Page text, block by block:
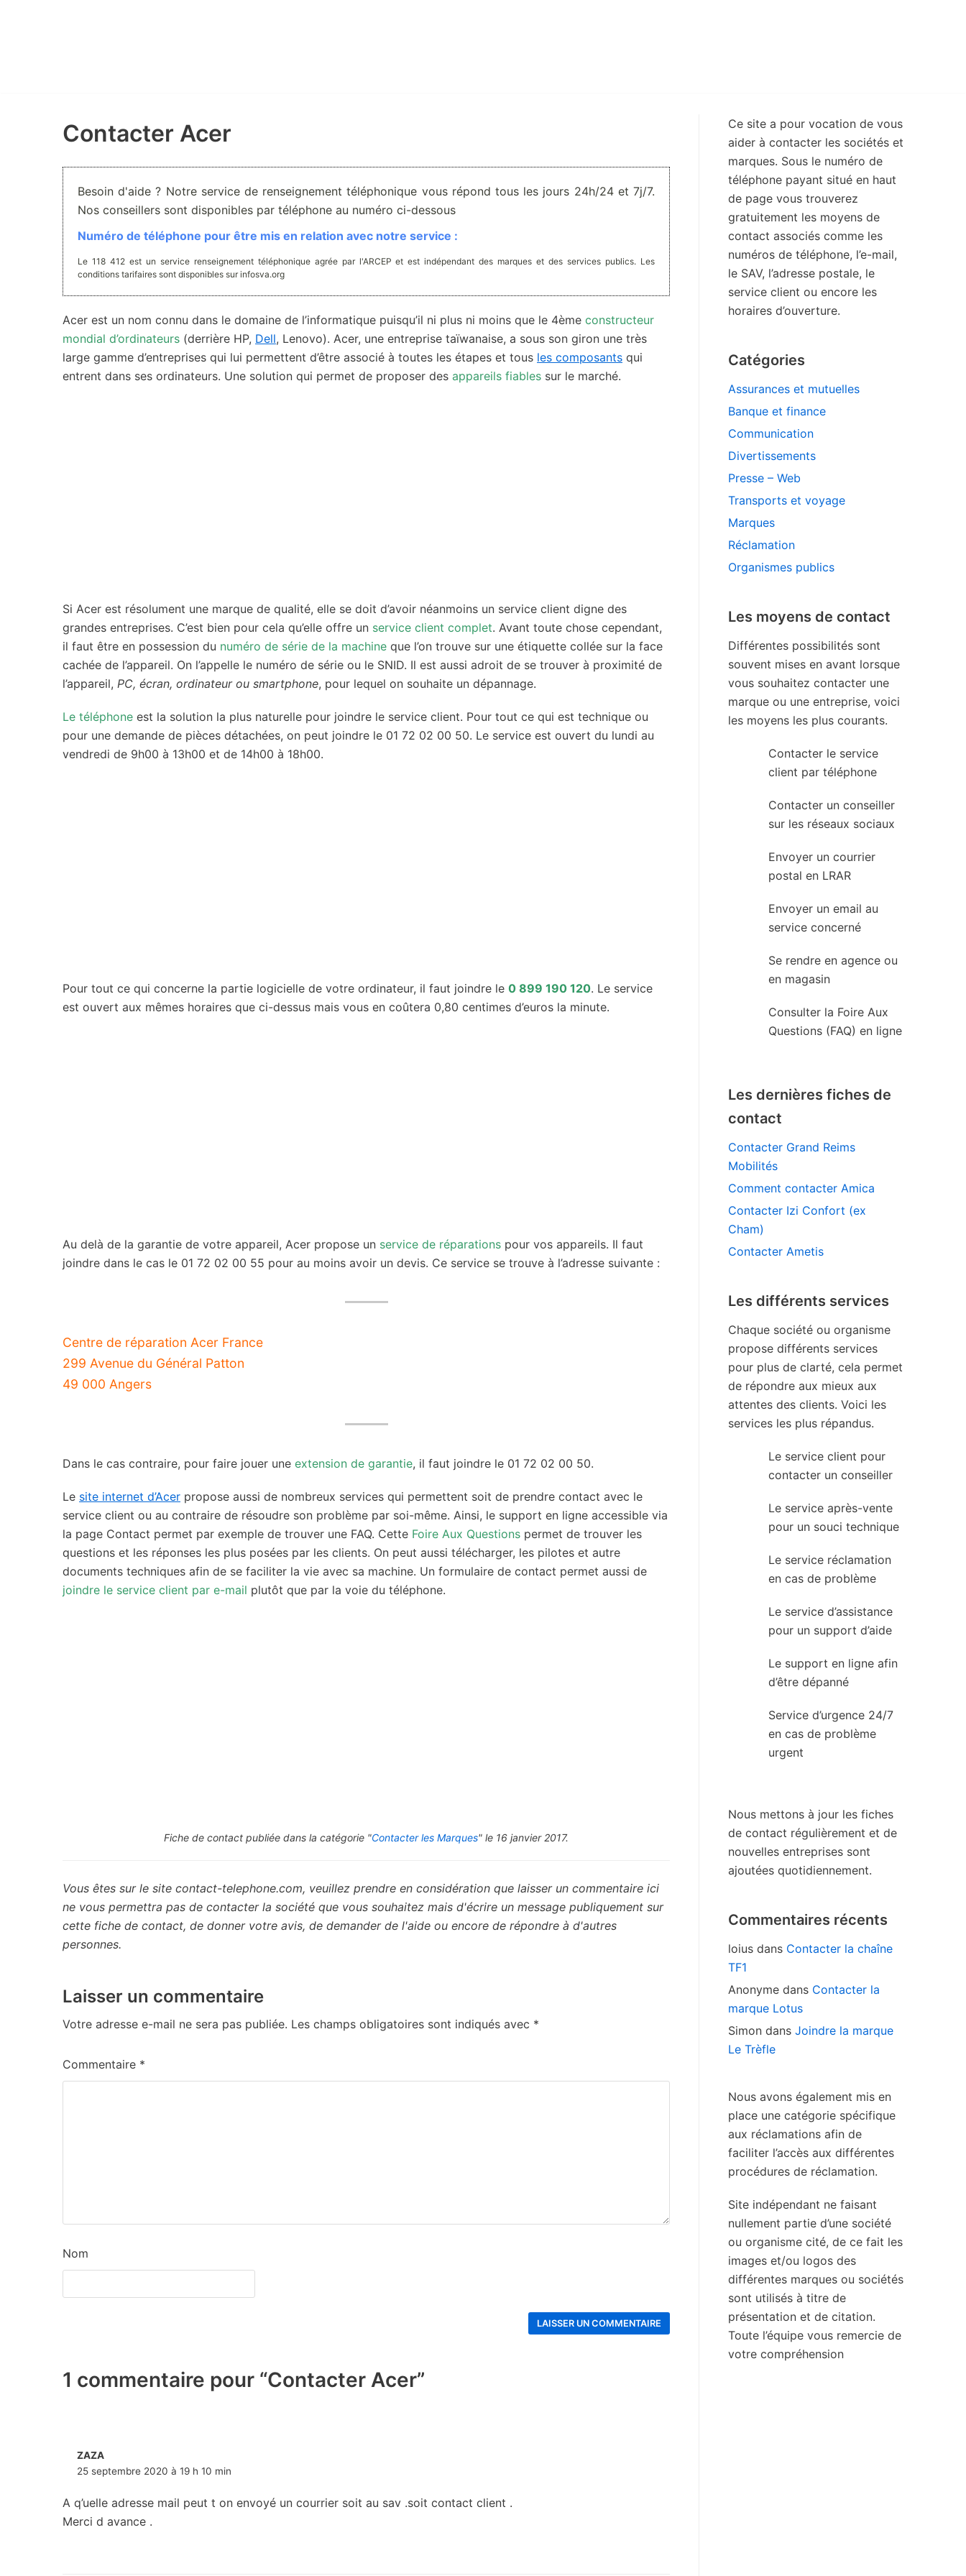
Contacter Acer
Besoin d'aide ? Notre service de renseignement téléphonique vous répond tous les jours 24h/24 et 7j/7.
Nos conseillers sont disponibles par téléphone au numéro ci-dessous
Numéro de téléphone pour être mis en relation avec notre service :
Le 118 412 est un service renseignement téléphonique agrée par l'ARCEP et est indépendant des marques et des services publics. Les
conditions tarifaires sont disponibles sur infosva.org
Acer est un nom connu dans le domaine de l’informatique puisqu’il ni plus ni moins que le 4ème constructeur
mondial d’ordinateurs (derrière HP, Dell, Lenovo). Acer, une entreprise taïwanaise, a sous son giron une très
large gamme d’entreprises qui lui permettent d’être associé à toutes les étapes et tous les composants qui
entrent dans ses ordinateurs. Une solution qui permet de proposer des appareils fiables sur le marché.
Si Acer est résolument une marque de qualité, elle se doit d’avoir néanmoins un service client digne des
grandes entreprises. C’est bien pour cela qu’elle offre un service client complet. Avant toute chose cependant,
il faut être en possession du numéro de série de la machine que l’on trouve sur une étiquette collée sur la face
cachée de l’appareil. On l’appelle le numéro de série ou le SNID. Il est aussi adroit de se trouver à proximité de
l’appareil, PC, écran, ordinateur ou smartphone, pour lequel on souhaite un dépannage.
Le téléphone est la solution la plus naturelle pour joindre le service client. Pour tout ce qui est technique ou
pour une demande de pièces détachées, on peut joindre le 01 72 02 00 50. Le service est ouvert du lundi au
vendredi de 9h00 à 13h00 et de 14h00 à 18h00.
Pour tout ce qui concerne la partie logicielle de votre ordinateur, il faut joindre le 0 899 190 120. Le service
est ouvert aux mêmes horaires que ci-dessus mais vous en coûtera 0,80 centimes d’euros la minute.
Au delà de la garantie de votre appareil, Acer propose un service de réparations pour vos appareils. Il faut
joindre dans le cas le 01 72 02 00 55 pour au moins avoir un devis. Ce service se trouve à l’adresse suivante :
Centre de réparation Acer France
299 Avenue du Général Patton
49 000 Angers
Dans le cas contraire, pour faire jouer une extension de garantie, il faut joindre le 01 72 02 00 50.
Le site internet d’Acer propose aussi de nombreux services qui permettent soit de prendre contact avec le
service client ou au contraire de résoudre son problème par soi-même. Ainsi, le support en ligne accessible via
la page Contact permet par exemple de trouver une FAQ. Cette Foire Aux Questions permet de trouver les
questions et les réponses les plus posées par les clients. On peut aussi télécharger, les pilotes et autre
documents techniques afin de se faciliter la vie avec sa machine. Un formulaire de contact permet aussi de
joindre le service client par e-mail plutôt que par la voie du téléphone.
Fiche de contact publiée dans la catégorie "Contacter les Marques" le 16 janvier 2017.
Vous êtes sur le site contact-telephone.com, veuillez prendre en considération que laisser un commentaire ici
ne vous permettra pas de contacter la société que vous souhaitez mais d'écrire un message publiquement sur
cette fiche de contact, de donner votre avis, de demander de l'aide ou encore de répondre à d'autres
personnes.
Laisser un commentaire
Votre adresse e-mail ne sera pas publiée. Les champs obligatoires sont indiqués avec *
Commentaire *
Nom
1 commentaire pour “Contacter Acer”
ZAZA
25 septembre 2020 à 19 h 10 min
A q’uelle adresse mail peut t on envoyé un courrier soit au sav .soit contact client .
Merci d avance .
Ce site a pour vocation de vous
aider à contacter les sociétés et
marques. Sous le numéro de
téléphone payant situé en haut
de page vous trouverez
gratuitement les moyens de
contact associés comme les
numéros de téléphone, l’e-mail,
le SAV, l’adresse postale, le
service client ou encore les
horaires d’ouverture.
Catégories
Assurances et mutuelles
Banque et finance
Communication
Divertissements
Presse – Web
Transports et voyage
Marques
Réclamation
Organismes publics
Les moyens de contact
Différentes possibilités sont
souvent mises en avant lorsque
vous souhaitez contacter une
marque ou une entreprise, voici
les moyens les plus courants.
Contacter le service
client par téléphone
Contacter un conseiller
sur les réseaux sociaux
Envoyer un courrier
postal en LRAR
Envoyer un email au
service concerné
Se rendre en agence ou
en magasin
Consulter la Foire Aux
Questions (FAQ) en ligne
Les dernières fiches de
contact
Contacter Grand Reims
Mobilités
Comment contacter Amica
Contacter Izi Confort (ex
Cham)
Contacter Ametis
Les différents services
Chaque société ou organisme
propose différents services
pour plus de clarté, cela permet
de répondre aux mieux aux
attentes des clients. Voici les
services les plus répandus.
Le service client pour
contacter un conseiller
Le service après-vente
pour un souci technique
Le service réclamation
en cas de problème
Le service d’assistance
pour un support d’aide
Le support en ligne afin
d’être dépanné
Service d’urgence 24/7
en cas de problème
urgent
Nous mettons à jour les fiches
de contact régulièrement et de
nouvelles entreprises sont
ajoutées quotidiennement.
Commentaires récents
loius dans Contacter la chaîne
TF1
Anonyme dans Contacter la
marque Lotus
Simon dans Joindre la marque
Le Trèfle
Nous avons également mis en
place une catégorie spécifique
aux réclamations afin de
faciliter l’accès aux différentes
procédures de réclamation.
Site indépendant ne faisant
nullement partie d’une société
ou organisme cité, de ce fait les
images et/ou logos des
différentes marques ou sociétés
sont utilisés à titre de
présentation et de citation.
Toute l’équipe vous remercie de
votre compréhension